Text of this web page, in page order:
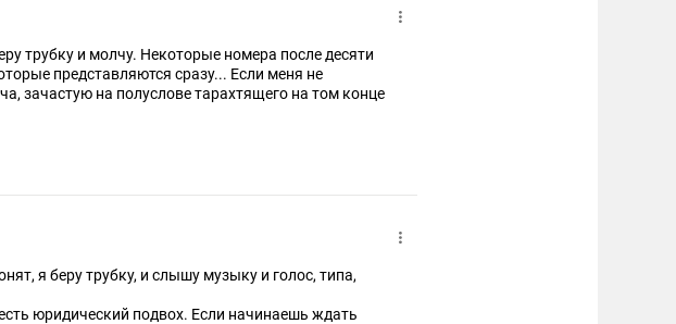
трубку и молчу. Некоторые номера после десяти
представляются сразу... Если меня не
зачастую на полуслове тарахтящего на том конце
я беру трубку, и слышу музыку и голос, типа,
юридический подвох. Если начинаешь ждать